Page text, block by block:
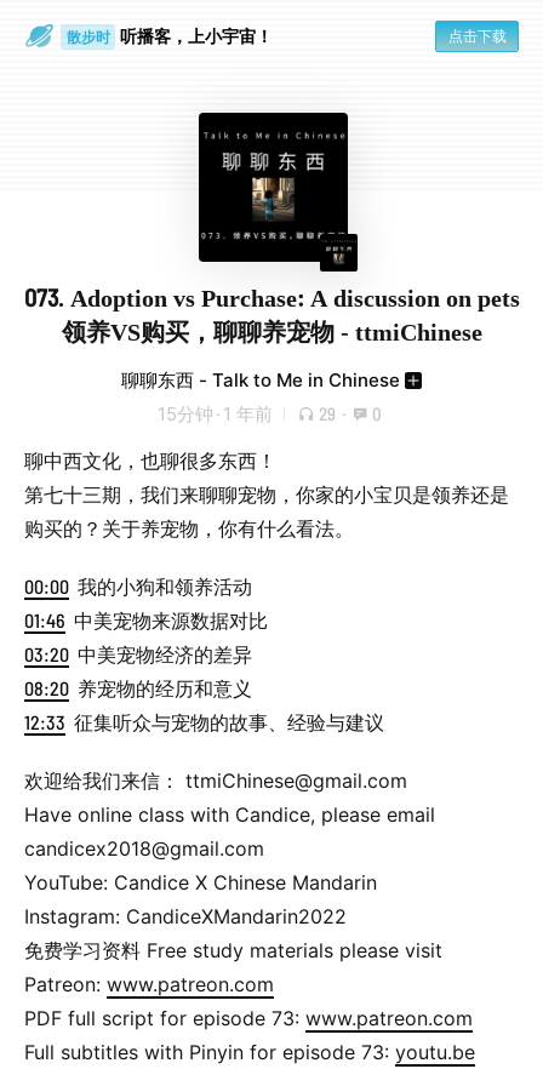
散步时 听播客，上小宇宙！ 点击下载
073. Adoption vs Purchase: A discussion on pets
领养VS购买，聊聊养宠物 - ttmiChinese
聊聊东西 - Talk to Me in Chinese
15分钟 · 1 年前 29 · 0
聊中西文化，也聊很多东西！
第七十三期，我们来聊聊宠物，你家的小宝贝是领养还是
购买的？关于养宠物，你有什么看法。
00:00 我的小狗和领养活动
01:46 中美宠物来源数据对比
03:20 中美宠物经济的差异
08:20 养宠物的经历和意义
12:33 征集听众与宠物的故事、经验与建议
欢迎给我们来信： ttmiChinese@gmail.com
Have online class with Candice, please email
candicex2018@gmail.com
YouTube: Candice X Chinese Mandarin
Instagram: CandiceXMandarin2022
免费学习资料 Free study materials please visit
Patreon: www.patreon.com
PDF full script for episode 73: www.patreon.com
Full subtitles with Pinyin for episode 73: youtu.be